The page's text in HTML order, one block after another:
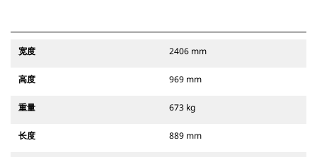
宽度 2406 mm
高度 969 mm
重量 673 kg
长度 889 mm